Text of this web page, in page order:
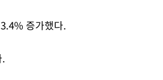
증가했다.